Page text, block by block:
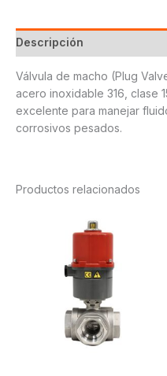
Descripción
Válvula de macho (Plug
acero inoxidable 316, clase
excelente para manejar
corrosivos pesados.
Productos relacionados